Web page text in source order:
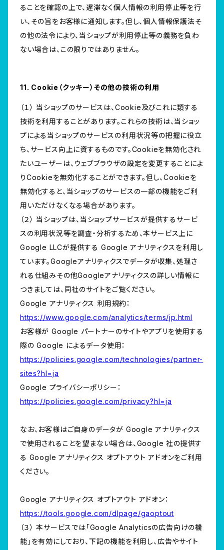
ることを確認の上で、遅滞なく個人情報の利用停止等を行
い、その旨をお客様に通知します。但し、個人情報保護法そ
の他の法令により、当ショップが利用停止等の義務を負わ
ない場合は、この限りではありません。
11. Cookie（クッキー）その他の技術の利用
（１） 当ショップのサービスは、Cookie及びこれに類する
技術を利用することがあります。これらの技術は、当ショッ
プによる当ショップのサービスの利用状況等の把握に役立
ち、サービス向上に資するものです。Cookieを無効化され
たいユーザーは、ウェブブラウザの設定を変更することによ
りCookieを無効化することができます。但し、Cookieを
無効化すると、当ショップのサービスの一部の機能をご利
用いただけなくなる場合があります。
（２） 当ショップは、当ショップサービスが提供するサービ
スの利用状況等を調査・分析するため、本サービス上に
Google LLCが提供する Google アナリティクスを利用し
ています。Googleアナリティクスでデータが収集、処理さ
れる仕組みその他Googleアナリティクスの詳しい情報に
つきましては、同社のサイトをご覧ください。
Google アナリティクス 利用規約：
https://www.google.com/analytics/terms/jp.html
お客様が Google パートナーのサイトやアプリを使用する
際の Google によるデータ使用：
https://policies.google.com/technologies/partner-
sites?hl=ja
Google プライバシーポリシー：
https://policies.google.com/privacy?hl=ja
なお、お客様はご自身のデータが Google アナリティクス
で使用されることを望まない場合は、Google 社の提供す
る Google アナリティクス オプトアウト アドオンをご利用
ください。
Google アナリティクス オプトアウト アドオン：
https://tools.google.com/dlpage/gaoptout
（３） 本サービスでは「Google Analyticsの広告向けの機
能」を有効にしており、下記の機能を利用し、広告やサイト